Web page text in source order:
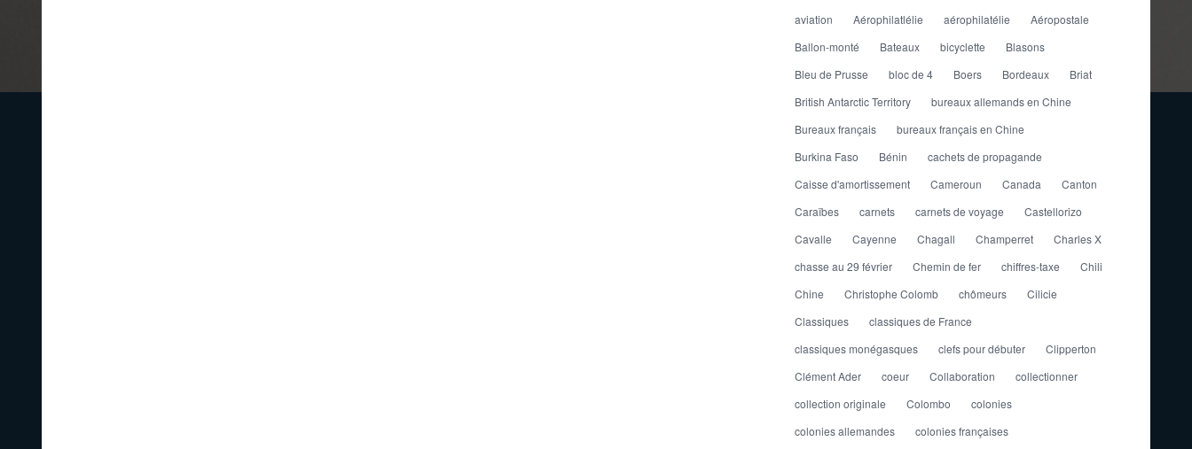
aviation
Aérophilatlélie aérophilatélie
Aéropostale
Ballon-monté
Bateaux bicyclette
Blasons
Bleu de Prusse
bloc de 4 Boers Bordeaux
Briat
British Antarctic Territory
bureaux allemands en Chine
Bureaux français
bureaux français en Chine
Burkina Faso
Bénin
cachets de propagande
Caisse d'amortissement
Cameroun Canada
Canton
Caraïbes
carnets carnets de voyage
Castellorizo
Cavalle
Cayenne Chagall Champerret
Charles X
chasse au 29 février
Chemin de fer chiffres-taxe
Chili
Chine
Christophe Colomb chômeurs
Cilicie
Classiques
classiques de France
classiques monégasques
clefs pour débuter
Clipperton
Clément Ader
coeur Collaboration
collectionner
collection originale
Colombo
colonies
colonies allemandes
colonies françaises